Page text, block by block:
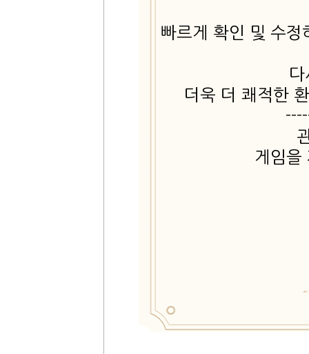
빠르게 확인 및 수정
더욱 더 쾌적한
게임을